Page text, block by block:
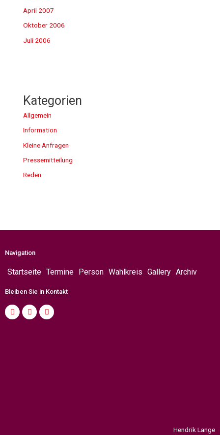
April 2007
Oktober 2006
Juli 2006
Kategorien
Allgemein
Information
Kleine Anfragen
Pressemitteilung
Reden
Navigation
Startseite Termine Person Wahlkreis Gallery Archiv
Bleiben Sie in Kontakt
Hendrik Lange